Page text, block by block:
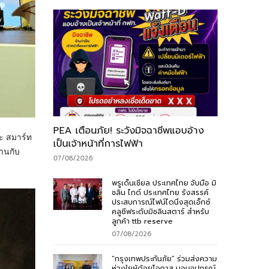
สมาร์ท
นกับ
PEA เตือนภัย! ระวังมิจฉาชีพแอบอ้าง
เป็นเจ้าหน้าที่การไฟฟ้า
07/08/2026
พรูเด็นเชียล ประเทศไทย จับมือ มิ
ชลิน ไกด์ ประเทศไทย รังสรรค์
ประสบการณ์ไฟน์ไดนิ่งสุดเอ็กซ์
คลูซีฟระดับมิชลินสตาร์ สำหรับ
ลูกค้า ttb reserve
07/08/2026
“กรุงเทพประกันภัย” ร่วมส่งความ